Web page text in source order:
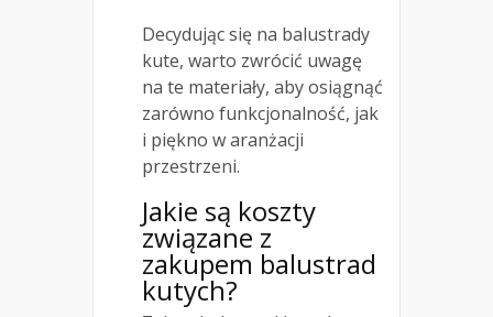
Decydując się na balustrady
kute, warto zwrócić uwagę
na te materiały, aby osiągnąć
zarówno funkcjonalność, jak
i piękno w aranżacji
przestrzeni.
Jakie są koszty
związane z
zakupem balustrad
kutych?